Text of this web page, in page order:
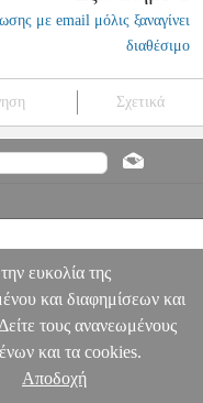
με email μόλις ξαναγίνει
διαθέσιμο
Σχετικά
- 3 IMPROMPTUS
ευκολία της
και διαφημίσεων και
τους ανανεωμένους
και τα cookies.
Αποδοχή